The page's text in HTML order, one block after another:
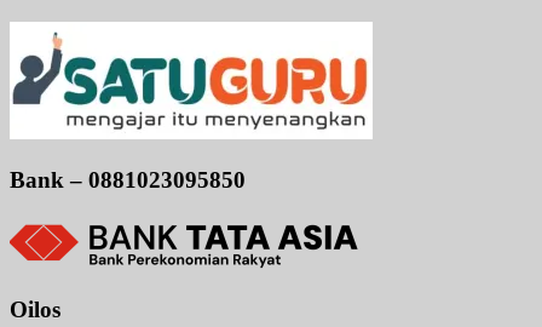
Bank – 0881023095850
Oilos